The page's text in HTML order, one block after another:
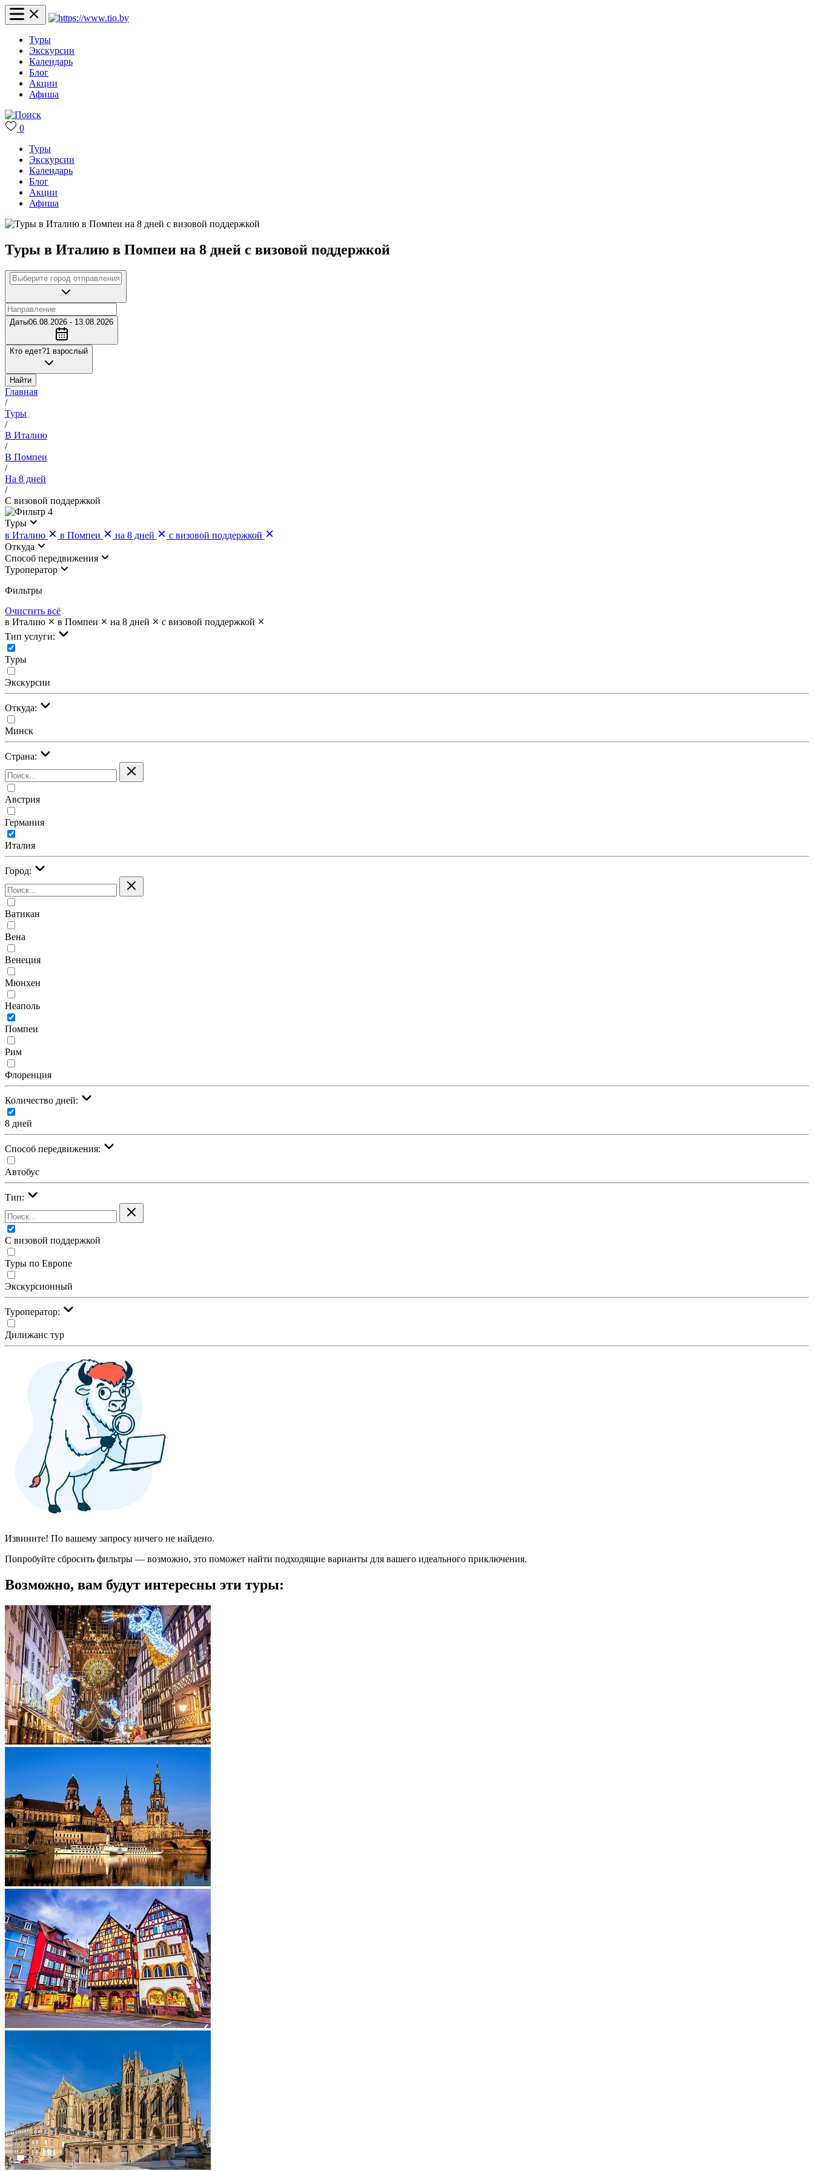
Туры
Экскурсии
Календарь
Блог
Акции
Афиша
0
Туры
Экскурсии
Календарь
Блог
Акции
Афиша
Туры в Италию в Помпеи на 8 дней с визовой поддержкой
Даты06.08.2026 - 13.08.2026
Кто едет?1 взрослый
Найти
Главная
/
Туры
/
В Италию
/
В Помпеи
/
На 8 дней
/
С визовой поддержкой
4
Туры
в Италию
в Помпеи на 8 дней
с визовой поддержкой
Откуда
Cпособ передвижения
Туроператор
Фильтры
Очистить всё
в Италию
в Помпеи на 8 дней
с визовой поддержкой
Тип услуги:
Туры
Экскурсии
Откуда:
Минск
Страна:
Австрия
Германия
Италия
Город:
Ватикан
Вена
Венеция
Мюнхен
Неаполь
Помпеи
Рим
Флоренция
Количество дней:
8 дней
Cпособ передвижения:
Автобус
Тип:
С визовой поддержкой
Туры по Европе
Экскурсионный
Туроператор:
Дилижанс тур
Извините! По вашему запросу ничего не найдено.
Попробуйте сбросить фильтры — возможно, это поможет найти подходящие варианты для вашего идеального приключения.
Возможно, вам будут интересны эти туры: